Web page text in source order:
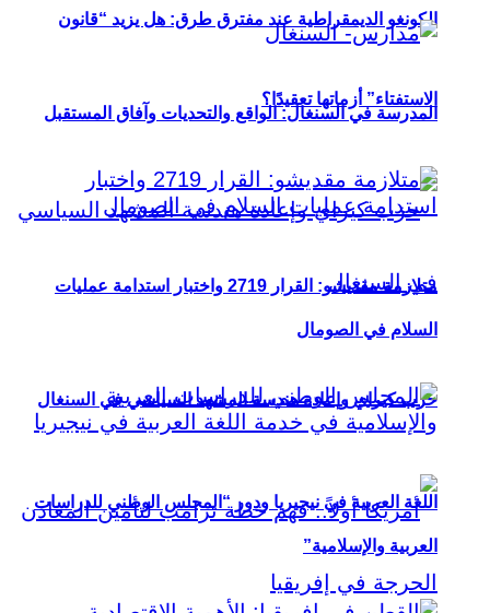
الكونغو الديمقراطية عند مفترق طرق: هل يزيد “قانون
الاستفتاء” أزماتها تعقيدًا؟
حزب كيراي وإعادة هندسة المشهد السياسي في السنغال
المدرسة في السنغال: الواقع والتحديات وآفاق المستقبل
متلازمة مقديشو: القرار 2719 واختبار استدامة عمليات
السلام في الصومال
اللغة العربية في نيجيريا ودور “المجلس الوطني للدراسات
العربية والإسلامية”